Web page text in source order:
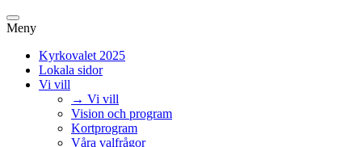
Meny
Kyrkovalet 2025
Lokala sidor
Vi vill
→ Vi vill
Vision och program
Kortprogram
Våra valfrågor